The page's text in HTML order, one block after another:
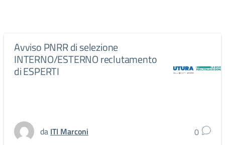
Avviso PNRR di selezione
INTERNO/ESTERNO reclutamento
di ESPERTI
da ITI Marconi 0